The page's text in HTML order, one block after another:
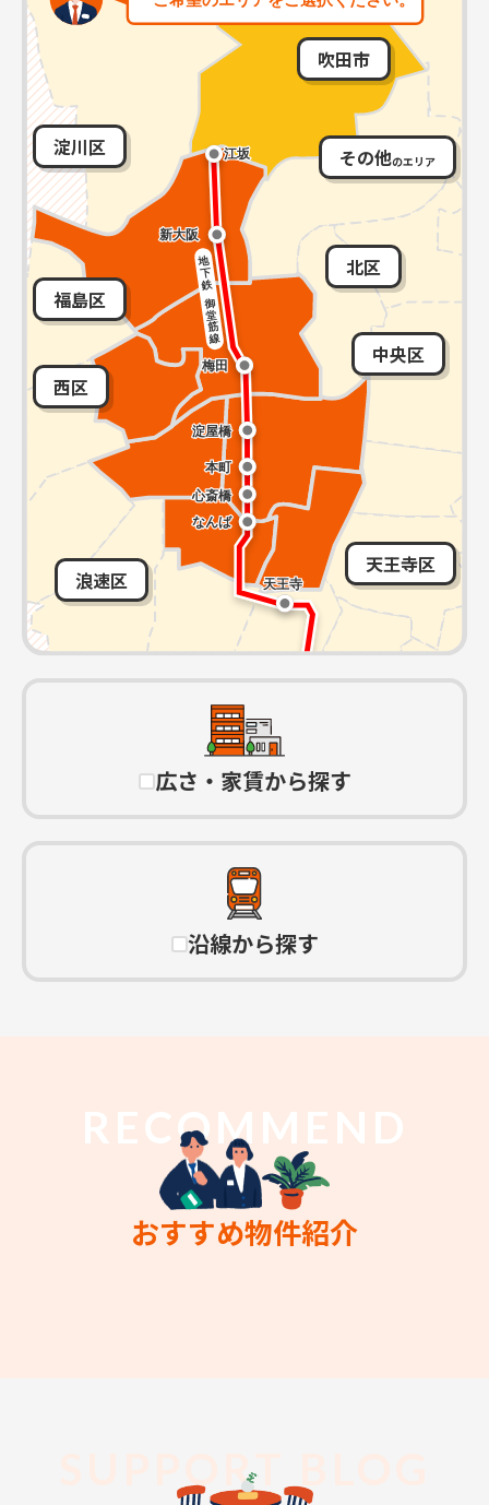
吹田市
その他のエリア
淀川区
北区
福島区
中央区
西区
天王寺区
浪速区
広さ・家賃から探す
沿線から探す
RECOMMEND
おすすめ物件紹介
SUPPORT BLOG